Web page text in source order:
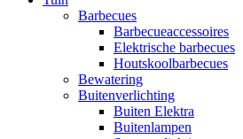
Barbecues
Barbecueaccessoires
Elektrische barbecues
Houtskoolbarbecues
Bewatering
Buitenverlichting
Buiten Elektra
Buitenlampen